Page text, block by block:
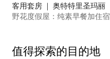
客用套房 ｜ 奥特特里圣玛丽
野花度假屋：纯素早餐加住宿
值得探索的目的地